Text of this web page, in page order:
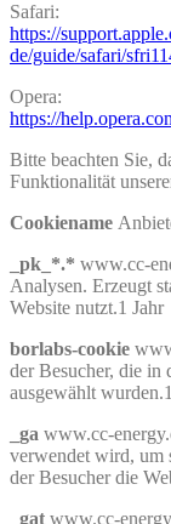
Safari:
https://
de/guide/safari/
Opera:
https://
Bitte beachten Sie,
Funktionalität
Cookiename
_pk_*.* www.cc-
Analysen. Erzeugt
Website nutzt.1 Jahr
borlabs-cookie
der Besucher, die
ausgewählt
_ga www.cc-
verwendet wird, um
der Besucher die
_gat www.cc-